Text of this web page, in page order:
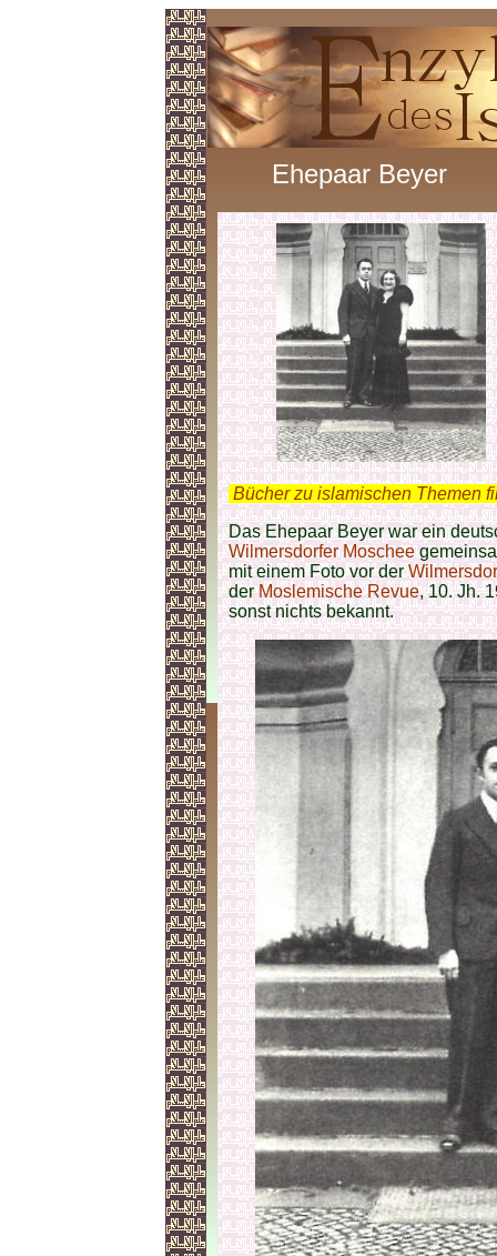
Ehepaar Beyer
Bücher zu islamischen Themen
Das Ehepaar Beyer war ein
Wilmersdorfer Moschee
mit einem Foto vor der
derMoslemische Revue, 10. Jh.
sonst nichts bekannt.